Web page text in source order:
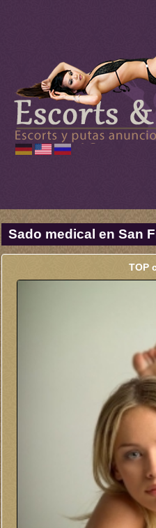
Sado medical en San
TOP